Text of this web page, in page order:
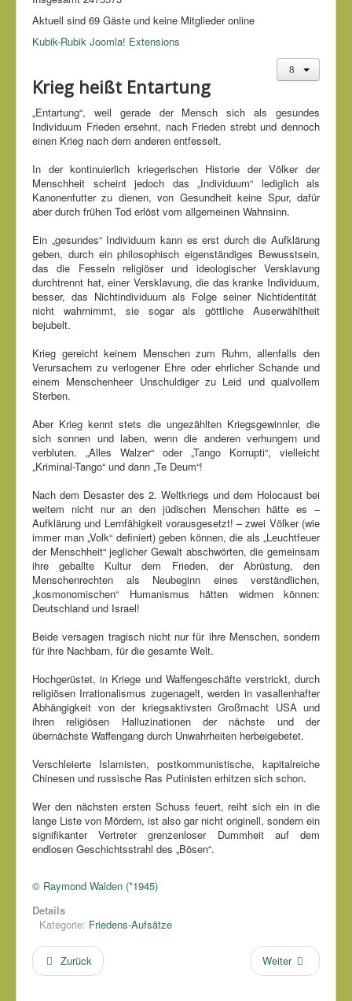
Aktuell sind 69 Gäste und keine Mitglieder online
Kubik-Rubik Joomla! Extensions
Krieg heißt Entartung
„Entartung“, weil gerade der Mensch sich als gesundes
Individuum Frieden ersehnt, nach Frieden strebt und dennoch
einen Krieg nach dem anderen entfesselt.
In der kontinuierlich kriegerischen Historie der Völker der
Menschheit scheint jedoch das „Individuum“ lediglich als
Kanonenfutter zu dienen, von Gesundheit keine Spur, dafür
aber durch frühen Tod erlöst vom allgemeinen Wahnsinn.
Ein „gesundes“ Individuum kann es erst durch die Aufklärung
geben, durch ein philosophisch eigenständiges Bewusstsein,
das die Fesseln religiöser und ideologischer Versklavung
durchtrennt hat, einer Versklavung, die das kranke Individuum,
besser, das Nichtindividuum als Folge seiner Nichtidentität
nicht wahrnimmt, sie sogar als göttliche Auserwähltheit
bejubelt.
Krieg gereicht keinem Menschen zum Ruhm, allenfalls den
Verursachern zu verlogener Ehre oder ehrlicher Schande und
einem Menschenheer Unschuldiger zu Leid und qualvollem
Sterben.
Aber Krieg kennt stets die ungezählten Kriegsgewinnler, die
sich sonnen und laben, wenn die anderen verhungern und
verbluten. „Alles Walzer“ oder „Tango Korrupti“, vielleicht
„Kriminal-Tango“ und dann „Te Deum“!
Nach dem Desaster des 2. Weltkriegs und dem Holocaust bei
weitem nicht nur an den jüdischen Menschen hätte es –
Aufklärung und Lernfähigkeit vorausgesetzt! – zwei Völker (wie
immer man „Volk“ definiert) geben können, die als „Leuchtfeuer
der Menschheit“ jeglicher Gewalt abschwörten, die gemeinsam
ihre geballte Kultur dem Frieden, der Abrüstung, den
Menschenrechten als Neubeginn eines verständlichen,
„kosmonomischen“ Humanismus hätten widmen können:
Deutschland und Israel!
Beide versagen tragisch nicht nur für ihre Menschen, sondern
für ihre Nachbarn, für die gesamte Welt.
Hochgerüstet, in Kriege und Waffengeschäfte verstrickt, durch
religiösen Irrationalismus zugenagelt, werden in vasallenhafter
Abhängigkeit von der kriegsaktivsten Großmacht USA und
ihren religiösen Halluzinationen der nächste und der
übernächste Waffengang durch Unwahrheiten herbeigebetet.
Verschleierte Islamisten, postkommunistische, kapitalreiche
Chinesen und russische Ras Putinisten erhitzen sich schon.
Wer den nächsten ersten Schuss feuert, reiht sich ein in die
lange Liste von Mördern, ist also gar nicht originell, sondern ein
signifikanter Vertreter grenzenloser Dummheit auf dem
endlosen Geschichtsstrahl des „Bösen“.
© Raymond Walden (*1945)
Details
Kategorie: Friedens-Aufsätze
Zurück Weiter